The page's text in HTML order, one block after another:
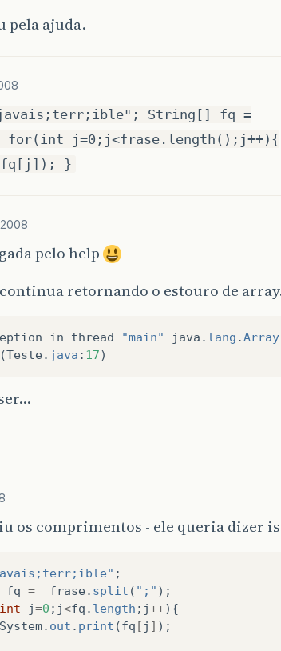
pela ajuda.
String[] fq =
j=0;j<frase.length();j++){
}
pelo help
retornando o estouro de
in thread "main" java . lang .
(Teste. java : 17)
os comprimentos - ele queria dizer
;
fq = frase. split ( ";" );
int j=0 ; j<fq . length ; j++){
System. out . print (fq [ j ] );